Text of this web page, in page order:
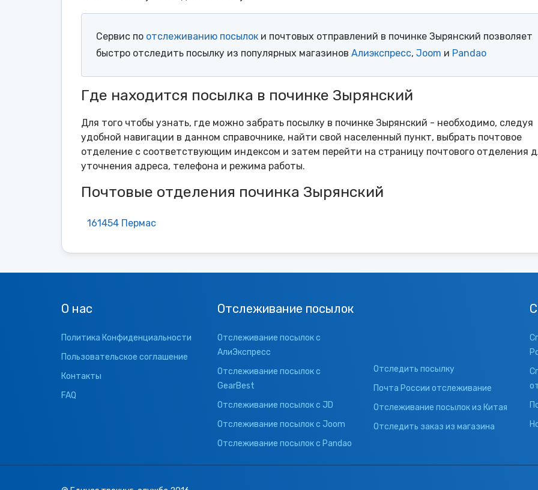
Сервис по отслеживанию посылок и почтовых отправлений в починке Зырянский позволяет
быстро отследить посылку из популярных магазинов Алиэкспресс, Joom и Pandao
Где находится посылка в починке Зырянский
Для того чтобы узнать, где можно забрать посылку в починке Зырянский - необходимо, следуя
удобной навигации в данном справочнике, найти свой населенный пункт, выбрать почтовое
отделение с соответствующим индексом и затем перейти на страницу почтового отделения
уточнения адреса, телефона и режима работы.
Почтовые отделения починка Зырянский
161454 Пермас
О нас
Политика Конфиденциальности
Пользовательское соглашение
Контакты
FAQ
Отслеживание посылок
Отслеживание посылок с
АлиЭкспресс
Отслеживание посылок с
GearBest
Отслеживание посылок с JD
Отслеживание посылок с Joom
Отслеживание посылок с Pandao
Отследить посылку
Почта России отслеживание
Отслеживание посылок из Китая
Отследить заказ из магазина